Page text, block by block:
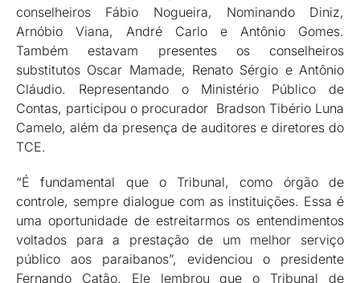
conselheiros Fábio Nogueira, Nominando Diniz,
Arnóbio Viana, André Carlo e Antônio Gomes.
Também estavam presentes os conselheiros
substitutos Oscar Mamade, Renato Sérgio e Antônio
Cláudio. Representando o Ministério Público de
Contas, participou o procurador Bradson Tibério Luna
Camelo, além da presença de auditores e diretores do
TCE.
“É fundamental que o Tribunal, como órgão de
controle, sempre dialogue com as instituições. Essa é
uma oportunidade de estreitarmos os entendimentos
voltados para a prestação de um melhor serviço
público aos paraibanos”, evidenciou o presidente
Fernando Catão. Ele lembrou que o Tribunal de